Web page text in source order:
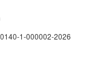
1-000002-2026